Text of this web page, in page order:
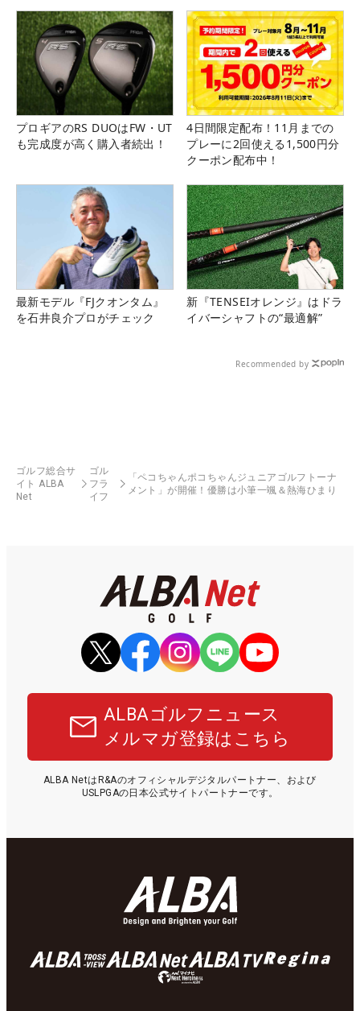
プロギアのRS DUOはFW・UT
も完成度が高く購入者続出！
4日間限定配布！11月までの
プレーに2回使える1,500円分
クーポン配布中！
最新モデル『FJクオンタム』
を石井良介プロがチェック
新『TENSEIオレンジ』はドラ
イバーシャフトの“最適解”
Recommended by
ゴルフ総合サ
イト ALBA
Net
ゴル
フラ
イフ
「ペコちゃんポコちゃんジュニアゴルフトーナ
メント」が開催！優勝は小筆一颯＆熱海ひまり
ALBAゴルフニュース
メルマガ登録はこちら
ALBA NetはR&Aのオフィシャルデジタルパートナー、および
USLPGAの日本公式サイトパートナーです。